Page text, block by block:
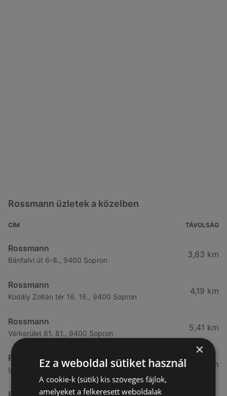
Rossmann üzletek a közelben
CÍM TÁVOLSÁG
Rossmann
Bánfalvi út 6-8., 9400 Sopron
3,83 km
Rossmann
Kodály Zoltán tér 16. 16., 9400 Sopron
4,19 km
Rossmann
Várkerület 81. 81., 9400 Sopron
5,41 km
Rossmann
Ipari krt 30., 9400 Sopron
7,3 km
×
Ez a weboldal sütiket használ
A cookie-k (sütik) kis szöveges fájlok,
amelyeket a felkeresett weboldalak